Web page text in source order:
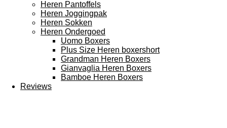
Heren Pantoffels
Heren Joggingpak
Heren Sokken
Heren Ondergoed
Uomo Boxers
Plus Size Heren boxershort
Grandman Heren Boxers
Gianvaglia Heren Boxers
Bamboe Heren Boxers
Reviews